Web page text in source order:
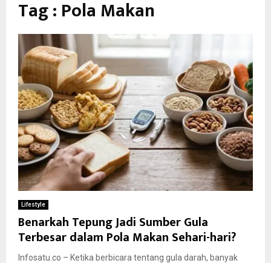
Tag : Pola Makan
Lifestyle
Benarkah Tepung Jadi Sumber Gula
Terbesar dalam Pola Makan Sehari-hari?
Infosatu.co – Ketika berbicara tentang gula darah, banyak